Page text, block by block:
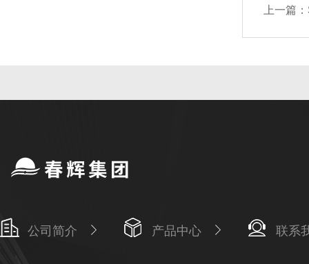
上一篇：
公司简介 产品中心 联系